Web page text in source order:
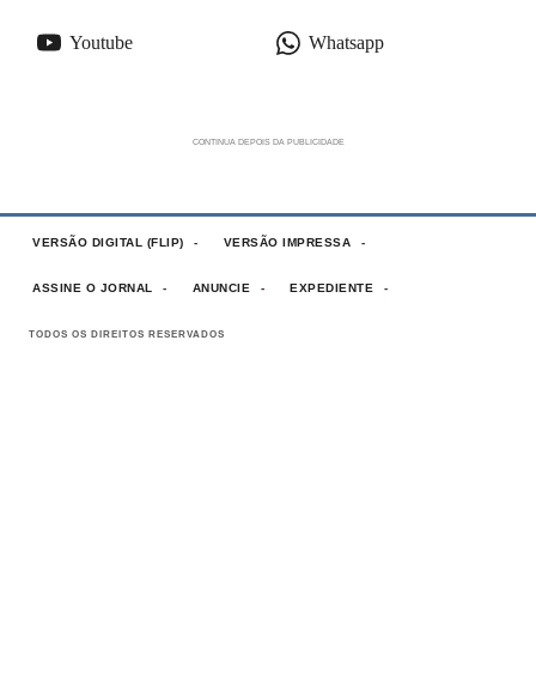
Youtube Whatsapp
VERSÃO DIGITAL (FLIP) VERSÃO IMPRESSA
ASSINE O JORNAL ANUNCIE EXPEDIENTE
TODOS OS DIREITOS RESERVADOS